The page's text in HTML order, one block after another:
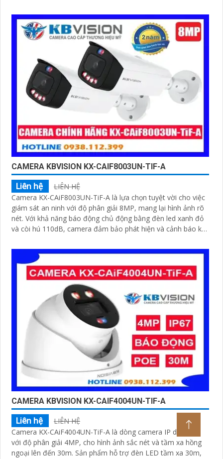
CAMERA KBVISION KX-CAIF8003UN-TIF-A
Liên hệ
LIÊN HỆ
Camera KX-CAiF8003UN-TiF-A là lựa chọn tuyệt vời cho việc
giám sát an ninh với độ phân giải 8MP, mang lại hình ảnh rõ
nét. Với khả năng báo động chủ động bằng đèn led xanh đỏ
và còi hú 110dB, camera đảm bảo phát hiện và cảnh báo khi
CAiF8003UN-TiF-A tích hợp chức năng cao cấp Thu Âm Và
Loa rõ ràng để mang lại trải nghiệm hình ảnh và âm thanh
tốt nhất
CAMERA KBVISION KX-CAIF4004UN-TIF-A
Liên hệ
LIÊN HỆ
Camera KX-CAiF4004UN-TiF-A là dòng camera IP dome AI
với độ phân giải 4MP, cho hình ảnh sắc nét và tầm xa hồng
ngoại lên đến 30m. Sản phẩm hỗ trợ đèn LED tầm xa 30m,